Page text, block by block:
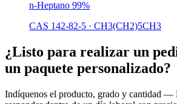
n-Heptano 99%
CAS 142-82-5 · CH3(CH2)5CH3
¿Listo para realizar un
un paquete personalizado?
Indíquenos el producto, grado y cantidad —